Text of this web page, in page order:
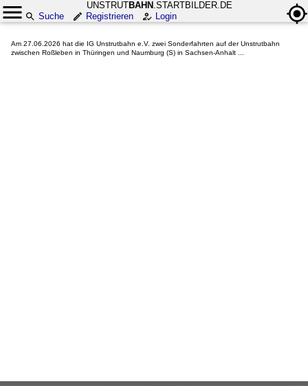
UNSTRUTBAHN .STARTBILDER.DE
Suche
Registrieren Login
Am 27.06.2026 hat die IG Unstrutbahn e.V. zwei Sonderfahrten auf der Unstrutbahn
zwischen Roßleben in Thüringen und Naumburg (S) in Sachsen-Anhalt ...